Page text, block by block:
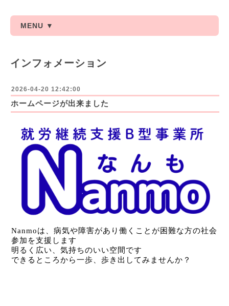
MENU ▼
インフォメーション
2026-04-20 12:42:00
ホームページが出来ました
Nanmoは、 病気や障害があり働くことが困難な方の社会
参加を支援します
明るく広い、気持ちのいい空間です
できるところから一歩、歩き出してみませんか？